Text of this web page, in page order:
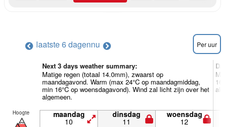
laatste 6 dagennu Per uur
Next 3 days weather summary:
Matige regen (totaal 14.0mm), zwaarst op
maandagavond. Warm (max 24°C op maandagmiddag,
min 16°C op woensdagavond). Wind zal licht zijn over het
algemeen.
Hoogte maandag
10
dinsdag
11
woensdag
12